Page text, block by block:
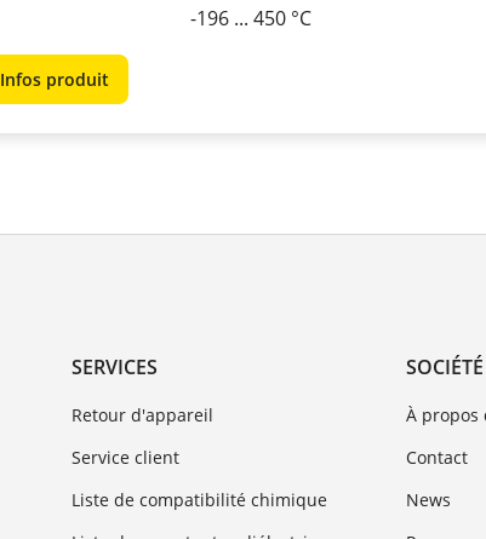
-196 ... 450 °C
Infos produit
SERVICES
Retour d'appareil
Service client
Liste de compatibilité chimique
SOCIÉTÉ
À propos
Contact
News